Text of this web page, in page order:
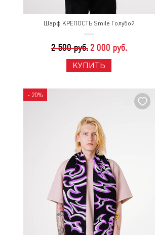
Шарф КРЕПОСТЬ Smile Голубой
2 500 руб. 2 000 руб.
КУПИТЬ
- 20%